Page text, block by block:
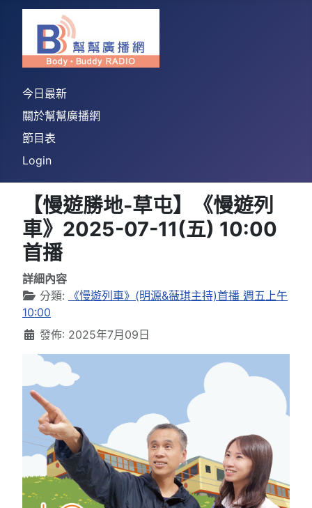
今日最新
關於幫幫廣播網
節目表
Login
【慢遊勝地-草屯】《慢遊列
車》2025-07-11(五) 10:00
首播
詳細內容
分類:
《慢遊列車》(明源&薇琪主持)首播 週五上午
10:00
發佈: 2025年7月09日